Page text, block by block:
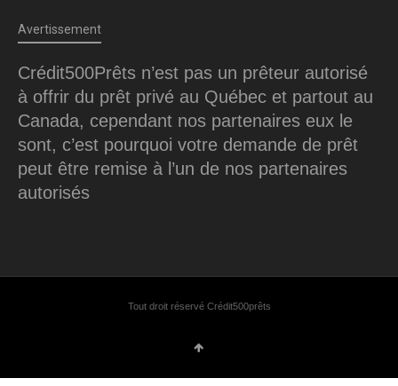
Avertissement
Crédit500Prêts n’est pas un prêteur autorisé
à offrir du prêt privé au Québec et partout au
Canada, cependant nos partenaires eux le
sont, c’est pourquoi votre demande de prêt
peut être remise à l’un de nos partenaires
autorisés
Tout droit réservé Crédit500prêts